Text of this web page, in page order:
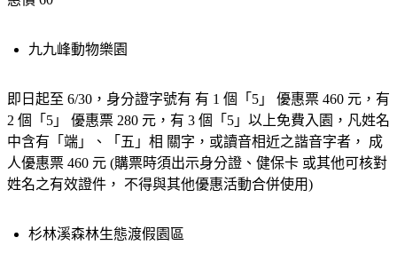
九九峰動物樂園
即日起至 6/30，身分證字號有 有 1 個「5」 優惠票 460 元，有
2 個「5」 優惠票 280 元，有 3 個「5」以上免費入園，凡姓名
中含有「端」、「五」相 關字，或讀音相近之諧音字者， 成
人優惠票 460 元 (購票時須出示身分證、健保卡 或其他可核對
姓名之有效證件， 不得與其他優惠活動合併使用)
杉林溪森林生態渡假園區